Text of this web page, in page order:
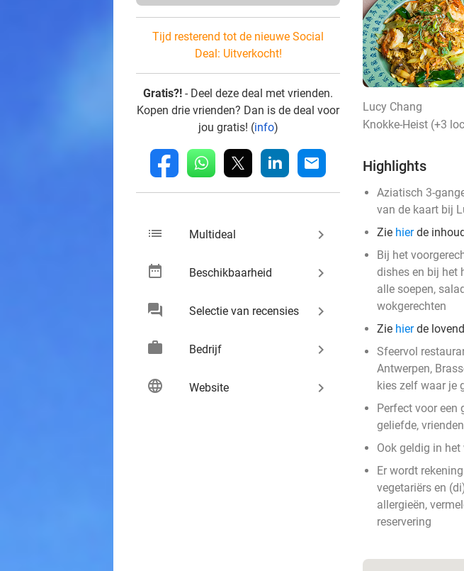
Tijd resterend tot de nieuwe Social
Deal: Uitverkocht!
Gratis?! - Deel deze deal met vrienden.
Kopen drie vrienden? Dan is de deal voor
jou gratis! (info)
fb whatsapp linkedin mail
list Multideal keyboard_arrow_right
date_range Beschikbaarheid keyboard_arrow_right
chat Selectie van recensies keyboard_arrow_right
work Bedrijf keyboard_arrow_right
language Website keyboard_arrow_right
Lucy Chang
Knokke-Heist (+3
Highlights
Aziatisch 3-
van de kaart bij
Zie hierde
Bij het
dishes en bij het
alle soepen,
wokgerechten
Zie hierde
Sfeervol
Antwerpen,
kies zelf waar je
Perfect voor een
geliefde,
Ook geldig in het
Er wordt
vegetariërs en
allergieën,
reservering